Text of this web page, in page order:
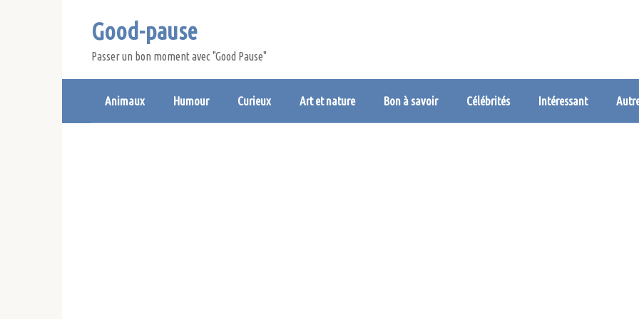
Good-pause
Passer un bon moment avec "Good Pause"
Animaux Humour Curieux Art et nature Bon à savoir Célébrités Intéressant